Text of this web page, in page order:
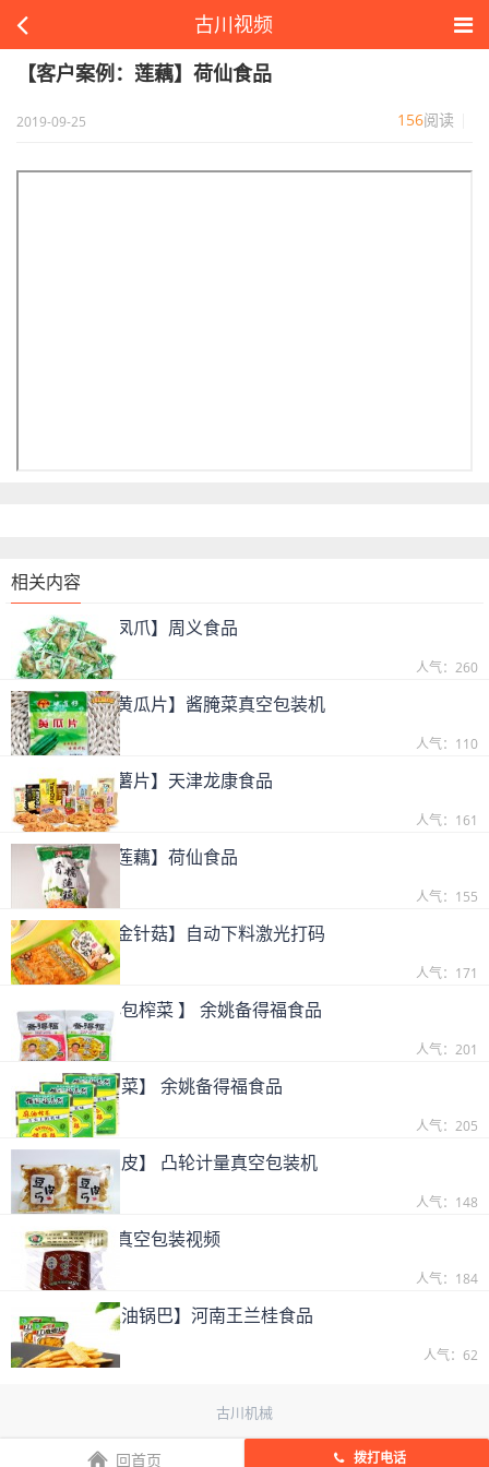
古川视频
【客户案例：莲藕】荷仙食品
2019-09-25 156阅读
相关内容
【客户案例：凤爪】周义食品
2019-09-25 人气：260
【案例实拍：黄瓜片】酱腌菜真空包装机
2019-09-25 人气：110
【客户案例：薯片】天津龙康食品
2019-09-25 人气：161
【客户案例：莲藕】荷仙食品
2019-09-25 人气：155
【客户案例：金针菇】自动下料激光打码
2019-09-25 人气：171
【客户实拍-小包榨菜 】 余姚备得福食品
2019-09-25 人气：201
【客户实拍-酱菜】 余姚备得福食品
2019-09-25 人气：205
【客户实拍-豆皮】 凸轮计量真空包装机
2019-09-25 人气：148
沈师傅鸡蛋干真空包装视频
2019-09-25 人气：184
【客户实拍-红油锅巴】河南王兰桂食品
2019-09-25 人气：62
回首页 拨打电话
古川机械